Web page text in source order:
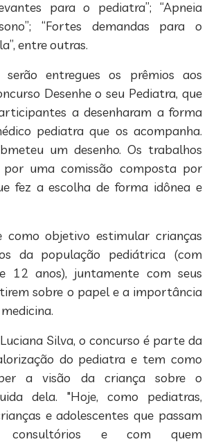
para o pediatra”; “Apneia
“Fortes demandas para o
entre outras.
entregues os prêmios aos
Desenhe o seu Pediatra, que
a desenharam a forma
pediatra que os acompanha.
um desenho. Os trabalhos
por uma comissão composta por
fez a escolha de forma idônea e
como objetivo estimular crianças
da população pediátrica (com
12 anos), juntamente com seus
sobre o papel e a importância
Silva, o concurso é parte da
do pediatra e tem como
a visão da criança sobre o
dela. "Hoje, como pediatras,
e adolescentes que passam
consultórios e com quem